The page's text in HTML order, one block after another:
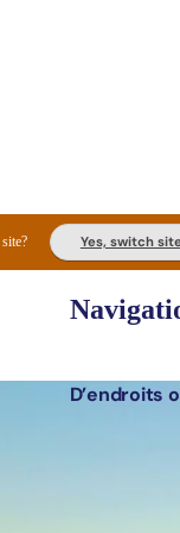
site? Yes, switch
D’endroits